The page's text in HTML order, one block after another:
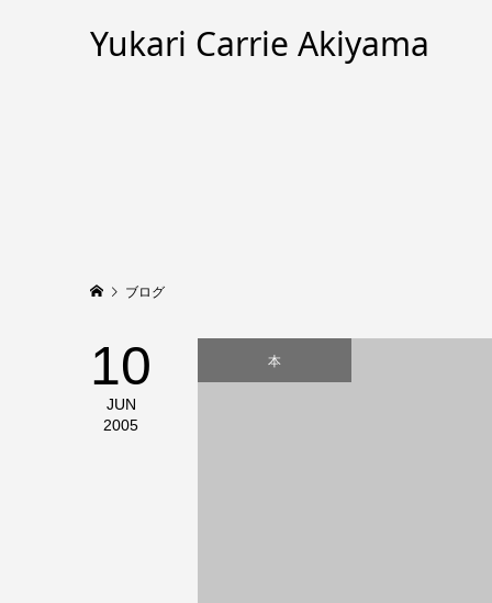
Yukari Carrie Akiyama
ブログ
10
JUN
2005
本